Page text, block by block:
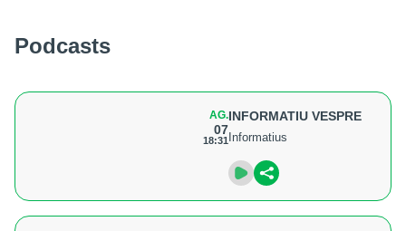
Podcasts
AG.
07
18:31
INFORMATIU VESPRE
Informatius